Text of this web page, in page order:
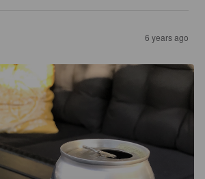
6 years ago